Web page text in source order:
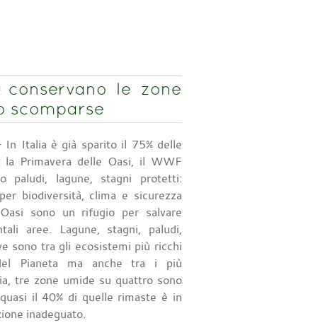
le zone
scomparse
Italia è già sparito il 75% delle
la Primavera delle Oasi, il WWF
paludi, lagune, stagni protetti:
biodiversità, clima e sicurezza
sono un rifugio per salvare
aree. Lagune, stagni, paludi,
sono tra gli ecosistemi più ricchi
Pianeta ma anche tra i più
tre zone umide su quattro sono
il 40% di quelle rimaste è in
inadeguato.